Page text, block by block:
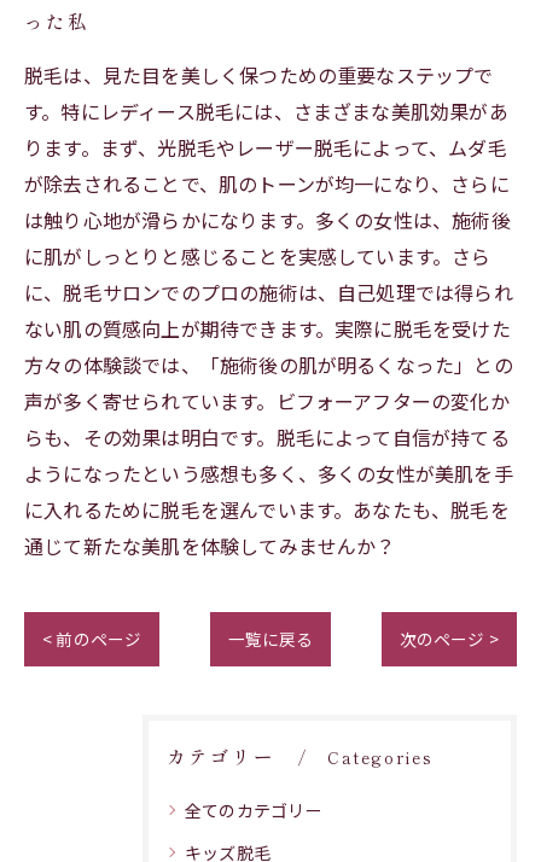
った私
脱毛は、見た目を美しく保つための重要なステップで
す。特にレディース脱毛には、さまざまな美肌効果があ
ります。まず、光脱毛やレーザー脱毛によって、ムダ毛
が除去されることで、肌のトーンが均一になり、さらに
は触り心地が滑らかになります。多くの女性は、施術後
に肌がしっとりと感じることを実感しています。さら
に、脱毛サロンでのプロの施術は、自己処理では得られ
ない肌の質感向上が期待できます。実際に脱毛を受けた
方々の体験談では、「施術後の肌が明るくなった」との
声が多く寄せられています。ビフォーアフターの変化か
らも、その効果は明白です。脱毛によって自信が持てる
ようになったという感想も多く、多くの女性が美肌を手
に入れるために脱毛を選んでいます。あなたも、脱毛を
通じて新たな美肌を体験してみませんか？
< 前のページ 一覧に戻る 次のページ >
カテゴリー Categories
全てのカテゴリー
キッズ脱毛